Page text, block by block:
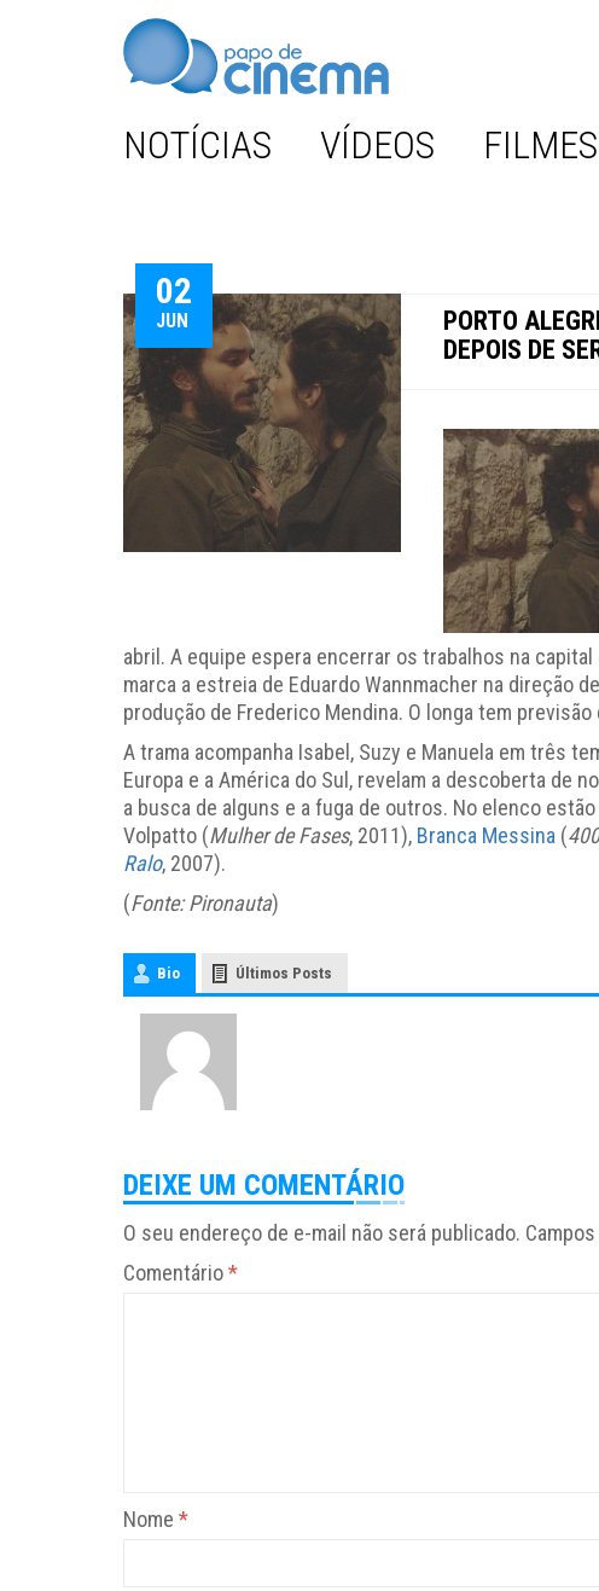
NOTÍCIAS VÍDEOS FILMES
02
JUN
PORTO
DEPOIS DE
abril. A equipe espera encerrar os trabalhos na
marca a estreia de Eduardo Wannmacher na direção
produção de Frederico Mendina. O longa tem
A trama acompanha Isabel, Suzy e Manuela em três
Europa e a América do Sul, revelam a descoberta de
a busca de alguns e a fuga de outros. No elenco
Volpatto (Mulher de Fases, 2011), Branca Messina (
Ralo, 2007).
(Fonte: Pironauta)
Bio Últimos Posts
DEIXE UM COMENTÁRIO
O seu endereço de e-mail não será publicado.
Comentário*
Nome *